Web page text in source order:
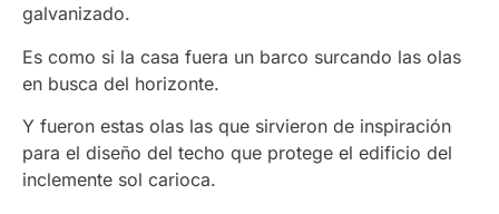
galvanizado.
Es como si la casa fuera un barco surcando las olas
en busca del horizonte.
Y fueron estas olas las que sirvieron de inspiración
para el diseño del techo que protege el edificio del
inclemente sol carioca.